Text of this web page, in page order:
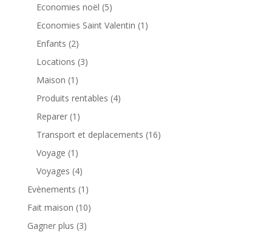
Economies noël (5)
Economies Saint Valentin (1)
Enfants (2)
Locations (3)
Maison (1)
Produits rentables (4)
Reparer(1)
Transport et deplacements (16)
Voyage (1)
Voyages (4)
Evènements (1)
Fait maison (10)
Gagner plus (3)